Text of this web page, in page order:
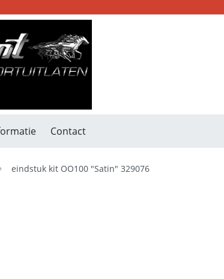
Contact
eindstuk kit OO100 "Satin" 329076